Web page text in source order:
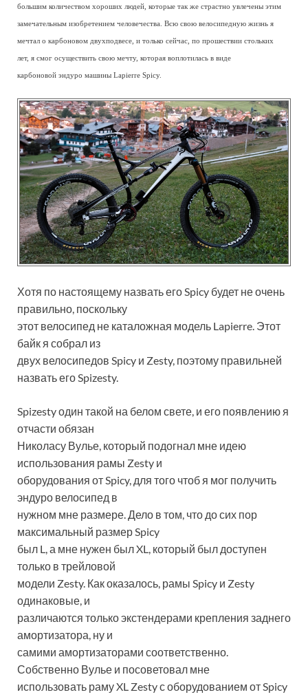
большим количеством хороших людей, которые так же страстно увлечены этим
замечательным изобретением человечества. Всю свою велосипедную жизнь я
мечтал о карбоновом двухподвесе, и только сейчас, по прошествии стольких
лет, я смог осуществить свою мечту, которая воплотилась в виде
карбоновой эндуро машины Lapierre Spicy.
Хотя по настоящему назвать его Spicy будет не очень
правильно, поскольку
этот велосипед не каталожная модель Lapierre. Этот
байк я собрал из
двух велосипедов Spicy и Zesty, поэтому правильней
назвать его Spizesty.
Spizesty один такой на белом свете, и его появлению я
отчасти обязан
Николасу Вулье, который подогнал мне идею
использования рамы Zesty и
оборудования от Spicy, для того чтоб я мог получить
эндуро велосипед в
нужном мне размере. Дело в том, что до сих пор
максимальный размер Spicy
был L, а мне нужен был XL, который был доступен
только в трейловой
модели Zesty. Как оказалось, рамы Spicy и Zesty
одинаковые, и
различаются только экстендерами крепления заднего
амортизатора, ну и
самими амортизаторами соответственно.
Собственно Вулье и посоветовал мне
использовать раму XL Zesty с оборудованием от Spicy